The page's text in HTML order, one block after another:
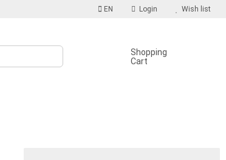
EN Login Wish list
Shopping
Cart